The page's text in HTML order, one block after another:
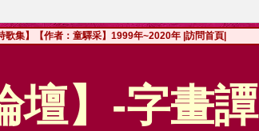
歌集】【作者：童驛采】1999年~2020年 |訪問首頁|
壇】-字畫譚